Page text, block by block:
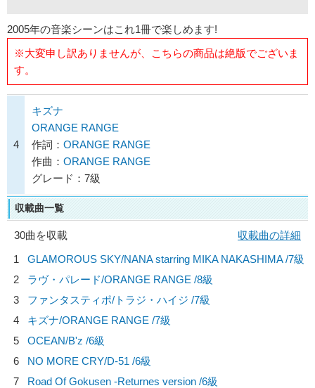
2005年の音楽シーンはこれ1冊で楽しめます!
※大変申し訳ありませんが、こちらの商品は絶版でございま
す。
4
キズナ
ORANGE RANGE
作詞： ORANGE RANGE
作曲： ORANGE RANGE
グレード：7級
収載曲一覧
30曲を収載
収載曲の詳細
1
GLAMOROUS SKY/NANA starring MIKA NAKASHIMA/7級
2
ラヴ・パレード/ORANGE RANGE /8級
3
ファンタスティポ/ トラジ・ハイジ /7級
4
キズナ/ORANGE RANGE /7級
5
OCEAN/B'z /6級
6
NO MORE CRY/D-51 /6級
7
Road Of Gokusen -Returnes version /6級